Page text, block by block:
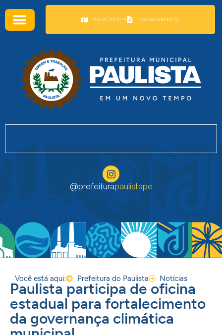
MAPA DO SITE TRANSPARÊNCIA
@prefeiturapaulistape
Você está aqui: Prefeitura do Paulista Notícias
Paulista participa de oficina
estadual para fortalecimento
da governança climática